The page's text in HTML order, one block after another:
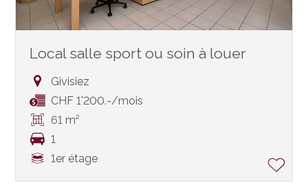
Local salle sport ou soin à louer
Givisiez
CHF 1'200.-/mois
61 m²
1
1er étage